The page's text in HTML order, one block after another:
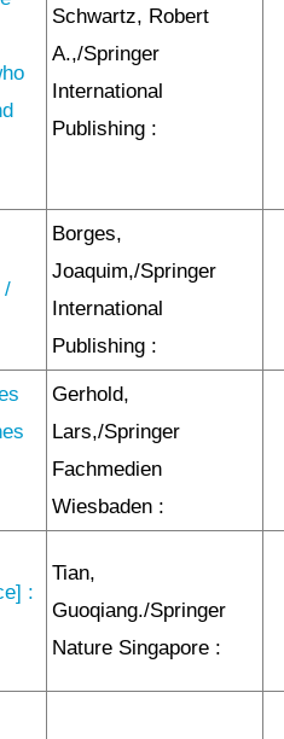
Schwartz, Robert
A.,/Springer
International
Publishing :
/
Borges,
Joaquim,/Springer
International
Publishing :
Gerhold,
Lars,/Springer
Fachmedien
Wiesbaden :
:
Tian,
Guoqiang./Springer
Nature Singapore :